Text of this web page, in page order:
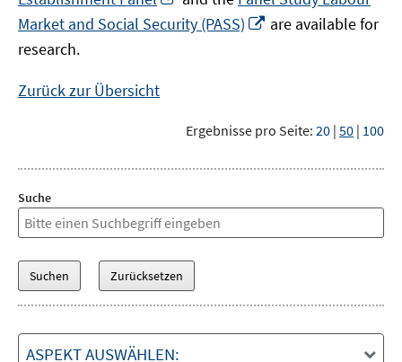
öffnen
neuem
Fenster
Market and Social Security (PASS)
In
are available for
research.
Zurück zur Übersicht
Ergebnisse pro Seite: 20 | 50 | 100
Suche
ASPEKT AUSWÄHLEN: